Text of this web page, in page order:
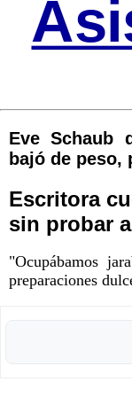
Eve Schaub
bajó de peso,
Escritora
sin probar
"Ocupábamos
preparaciones